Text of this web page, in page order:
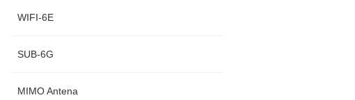
WIFI-6E
SUB-6G
MIMO Antena